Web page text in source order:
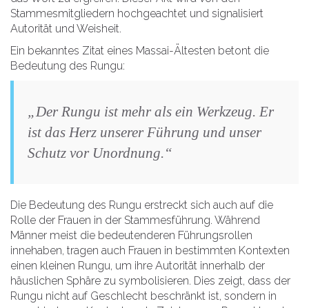
Stammesmitgliedern hochgeachtet und signalisiert
Autorität und Weisheit.
Ein bekanntes Zitat eines Massai-Ältesten betont die
Bedeutung des Rungu:
„Der Rungu ist mehr als ein Werkzeug. Er
ist das Herz unserer Führung und unser
Schutz vor Unordnung.“
Die Bedeutung des Rungu erstreckt sich auch auf die
Rolle der Frauen in der Stammesführung. Während
Männer meist die bedeutenderen Führungsrollen
innehaben, tragen auch Frauen in bestimmten Kontexten
einen kleinen Rungu, um ihre Autorität innerhalb der
häuslichen Sphäre zu symbolisieren. Dies zeigt, dass der
Rungu nicht auf Geschlecht beschränkt ist, sondern in